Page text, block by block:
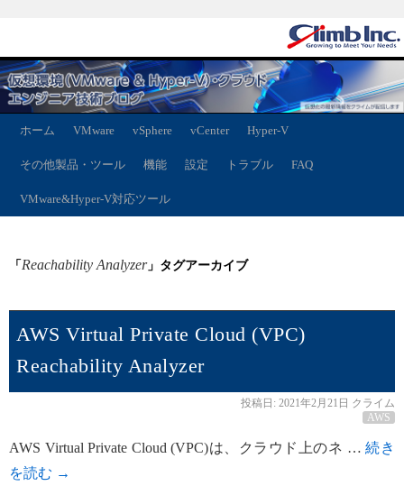
ホーム VMware vSphere vCenter Hyper-V
その他製品・ツール 機能 設定 トラブル FAQ
VMware&Hyper-V対応ツール
「Reachability Analyzer」タグアーカイブ
AWS Virtual Private Cloud (VPC)
Reachability Analyzer
投稿日: 2021年2月21日 クライム
AWS
AWS Virtual Private Cloud (VPC)は、クラウド上のネ …続き
を読む →